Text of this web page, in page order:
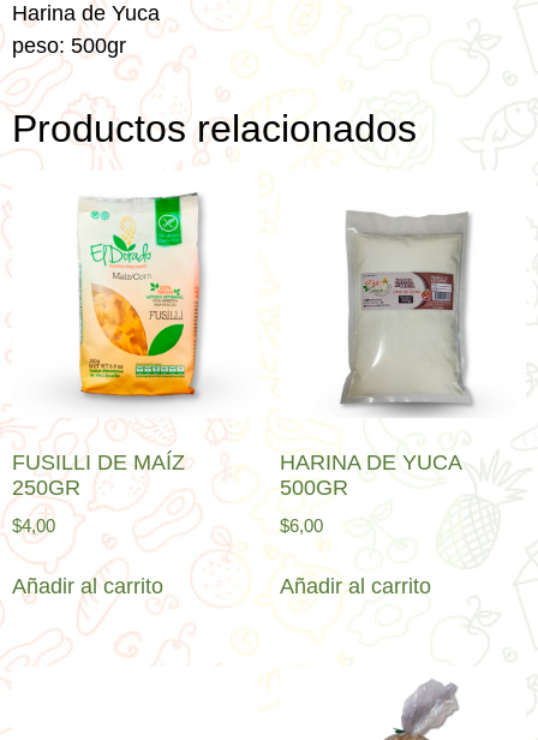
Harina de Yuca
peso: 500gr
Productos relacionados
FUSILLI DE MAÍZ
250GR
$4,00
Añadir al carrito
HARINA DE YUCA
500GR
$6,00
Añadir al carrito